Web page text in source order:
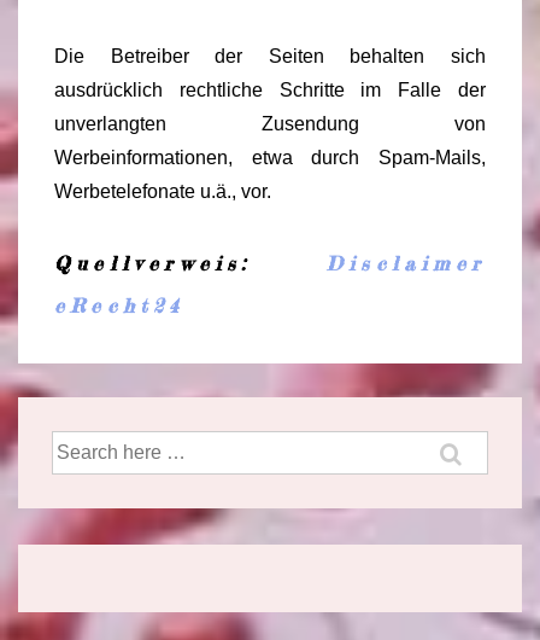
Die Betreiber der Seiten behalten sich
ausdrücklich rechtliche Schritte im Falle der
unverlangten Zusendung von
Werbeinformationen, etwa durch Spam-Mails,
Werbetelefonate u.ä., vor.
Quellverweis: Disclaimer
eRecht24
Suche
nach: